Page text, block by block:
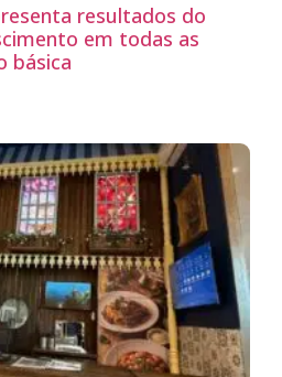
resultados do
em todas as
básica